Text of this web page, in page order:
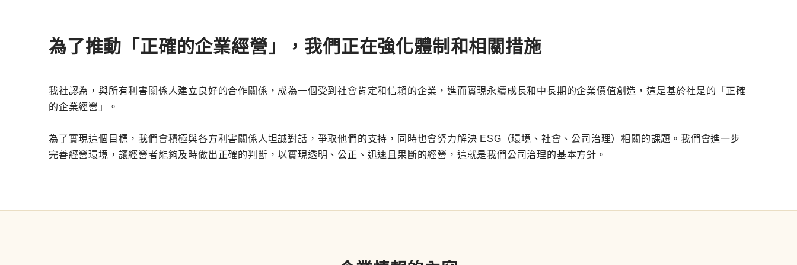
為了推動「正確的企業經營」，我們正在強化體制和相關措施
我社認為，與所有利害關係人建立良好的合作關係，成為一個受到社會肯定和信賴的企業，進而實現永續成長和中長期的企業價值創造，這是基於社是的「正確
的企業經營」。
為了實現這個目標，我們會積極與各方利害關係人坦誠對話，爭取他們的支持，同時也會努力解決 ESG（環境、社會、公司治理）相關的課題。我們會進一步
完善經營環境，讓經營者能夠及時做出正確的判斷，以實現透明、公正、迅速且果斷的經營，這就是我們公司治理的基本方針。